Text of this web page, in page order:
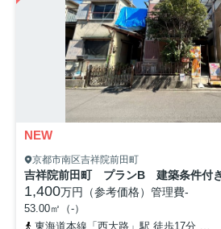
NEW
京都市南区吉祥院前田町
吉祥院前田町 プランB 建築条件付
1,400万円（参考価格） 管理費-
53.00㎡（-）
東海道本線「西大路」駅 徒歩17分